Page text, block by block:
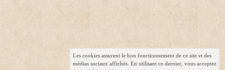
Les cookies assurent le bon fonctionnement de ce site et des
médias sociaux affichés. En utilisant ce dernier, vous acceptez